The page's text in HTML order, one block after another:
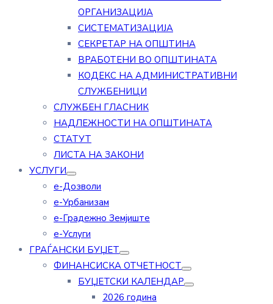
ОРГАНИЗАЦИЈА
СИСТЕМАТИЗАЦИЈА
СЕКРЕТАР НА ОПШТИНА
ВРАБОТЕНИ ВО ОПШТИНАТА
КОДЕКС НА АДМИНИСТРАТИВНИ
СЛУЖБЕНИЦИ
СЛУЖБЕН ГЛАСНИК
НАДЛЕЖНОСТИ НА ОПШТИНАТА
СТАТУТ
ЛИСТА НА ЗАКОНИ
УСЛУГИ
е-Дозволи
е-Урбанизам
е-Градежно Земјиште
е-Услуги
ГРАЃАНСКИ БУЏЕТ
ФИНАНСИСКА ОТЧЕТНОСТ
БУЏЕТСКИ КАЛЕНДАР
2026 година